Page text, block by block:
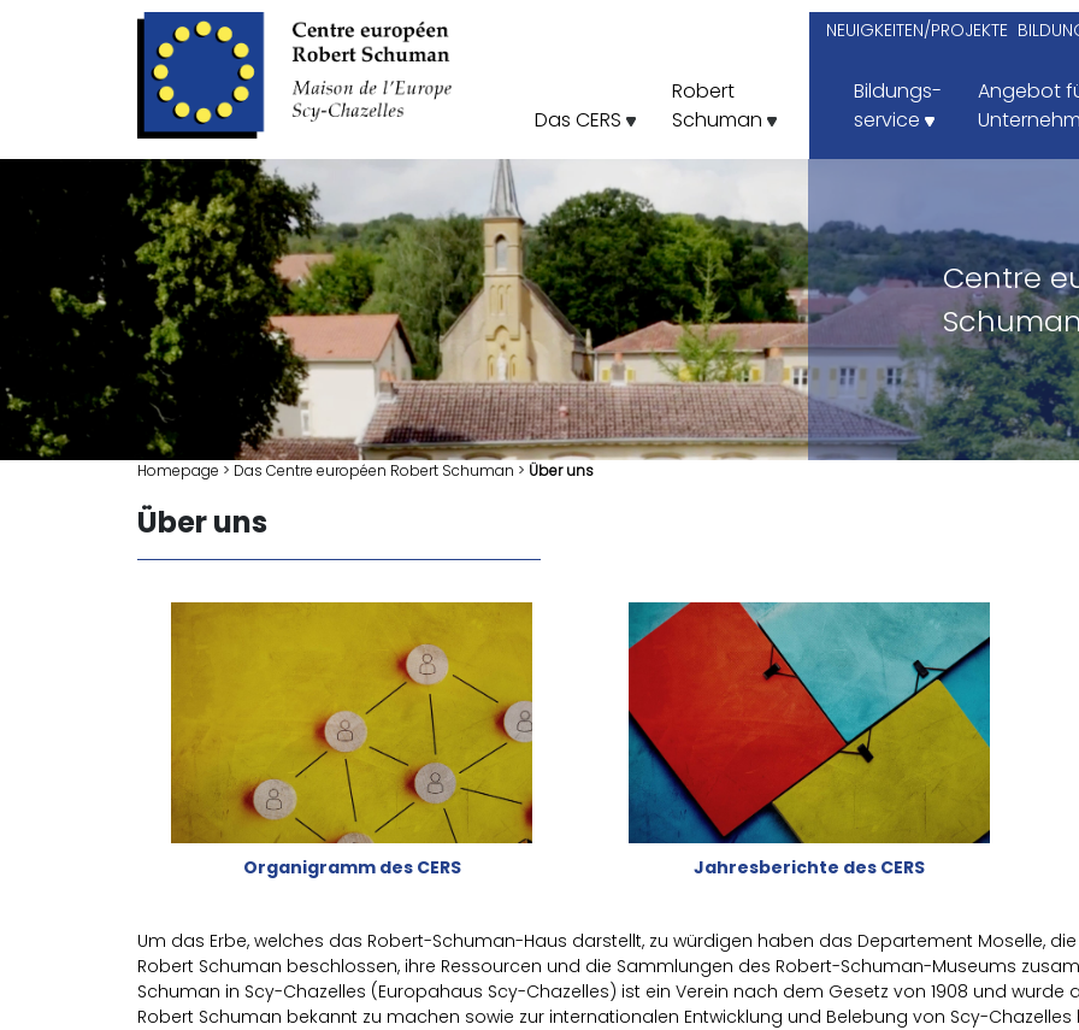
NEUIGKEITEN/PROJEKTE
Das CERS
Robert
Schuman
Bildungs-
service
Angebot
Centre
Homepage > Das Centre européen Robert Schuman > Über uns
Über uns
Organigramm des CERS Jahresberichte des CERS
Um das Erbe, welches das Robert-Schuman-Haus darstellt, zu würdigen haben das Departement Moselle,
Robert Schuman beschlossen, ihre Ressourcen und die Sammlungen des Robert-Schuman-Museums
Schuman in Scy-Chazelles (Europahaus Scy-Chazelles) ist ein Verein nach dem Gesetz von 1908 und wurde
Robert Schuman bekannt zu machen sowie zur internationalen Entwicklung und Belebung von Scy-Chazelles